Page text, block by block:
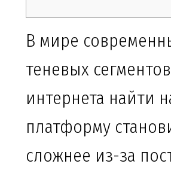
В мире
теневых сегментов
интернета найти
платформу
сложнее из-за